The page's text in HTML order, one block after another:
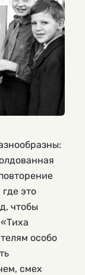
это
чтобы
особо
смех